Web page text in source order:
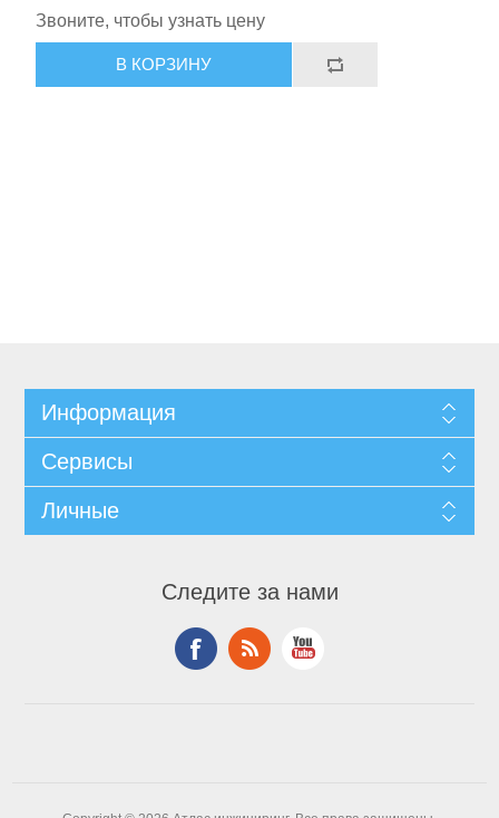
Звоните, чтобы узнать цену
Информация
Сервисы
Личные
Следите за нами